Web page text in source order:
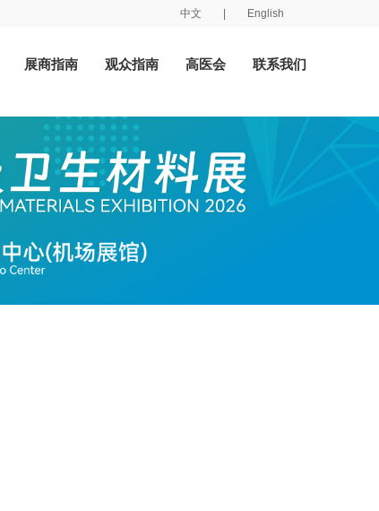
中文 English
展商指南 观众指南 高医会 联系我们